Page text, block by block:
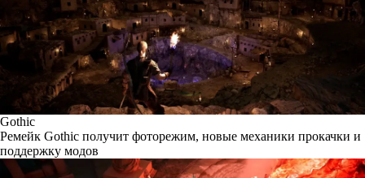
Gothic
Ремейк Gothic получит фоторежим, новые механики прокачки и
поддержку модов